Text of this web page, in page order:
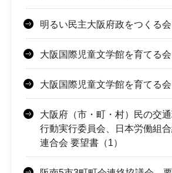
明るい民主大阪府政をつくる
大阪国際児童文学館を育てる
大阪国際児童文学館を育てる
大阪府（市・町・村）民の交
行動実行委員会、日本労働組
連合会 要望書（1）